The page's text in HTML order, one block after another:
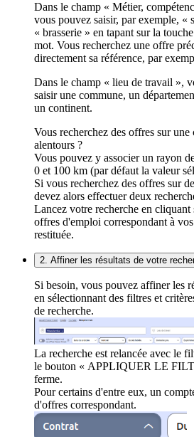
Dans le champ « Métier,
vous pouvez saisir, par exemple, «
« brasserie » en tapant sur la
mot. Vous recherchez une offre
directement sa référence, par
Dans le champ « lieu de travail »,
saisir une commune, un
un continent.
Vous recherchez des offres sur une
alentours ?
Vous pouvez y associer un rayon
0 et 100 km (par défaut la valeur
Si vous recherchez des offres sur
devez alors effectuer deux
Lancez votre recherche en
offres d'emploi correspondant à
restituée.
2. Affiner les résultats de votre
Si besoin, vous pouvez affiner les
en sélectionnant des filtres et
de recherche.
La recherche est relancée avec le
le bouton « APPLIQUER LE
ferme.
Pour certains d'entre eux, un
d'offres correspondant.